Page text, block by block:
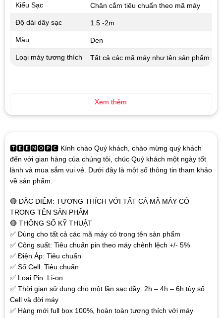
🆃🅴🅴🅼🅾🅿🅲 Kính chào Quý khách, chào mừng quý khách
đến với gian hàng của chúng tôi, chúc Quý khách một ngày tốt
lành và mua sắm vui vẻ. Dưới đây là một số thông tin tham khảo
về sản phẩm.
🔴 ĐẶC ĐIỂM: TƯƠNG THÍCH VỚI TẤT CẢ MÃ MÁY CÓ
TRONG TÊN SẢN PHẨM
🔴 THÔNG SỐ KỸ THUẬT
✅ Dùng cho tất cả các mã máy có trong tên sản phẩm
✅ Công suất: Tiêu chuẩn pin theo máy chênh lệch +/- 5%
✅ Điện Áp: Tiêu chuẩn
✅ Số Cell: Tiêu chuẩn
✅ Loại Pin: Li-on.
✅ Thời gian sử dụng cho một lần sạc đầy: 2h – 4h – 6h tùy số
Cell và đời máy
✅ Hàng mới full box 100%, hoàn toàn tương thích với máy
Kiểu Sạc Chân cắm tiêu chuẩn theo mã máy
Độ dài dây sạc 1.5 -2m
Màu Đen
Loại máy tương thích Tất cả các mã máy như tên sản phẩm
Xem thêm